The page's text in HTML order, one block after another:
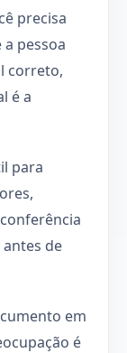
precisa
a pessoa
correto,
é a
para
de
em
é